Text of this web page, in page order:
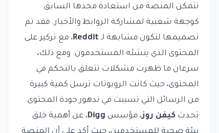
تتمكن المنصة من استعادة مجدها السابق
كوجهة شعبية لمشاركة الروابط والأخبار. فقد تم
تصميمها لتكون مشابهة لـ Reddit، مع تركيز على
المحتوى الذي ينشئه المستخدمون. ومع ذلك،
سرعان ما ظهرت مشكلات تتعلق بالتحكم في
المحتوى، حيث كانت الروبوتات ترسل كمية كبيرة
من الرسائل التي تسببت في تدهور جودة المحتوى.
تحدث كيفن روز، مؤسس Digg، عن أهمية خلق